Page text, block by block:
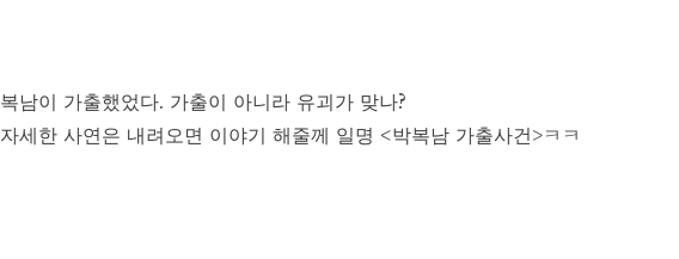
복남이 가출했었다. 가출이 아니라 유괴가 맞나?
자세한 사연은 내려오면 이야기 해줄께 일명 <박복남 가출사건>ㅋㅋ